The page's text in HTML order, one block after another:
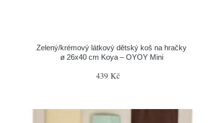
Zelený/krémový látkový dětský koš na hračky
ø 26x40 cm Koya – OYOY Mini
439 Kč